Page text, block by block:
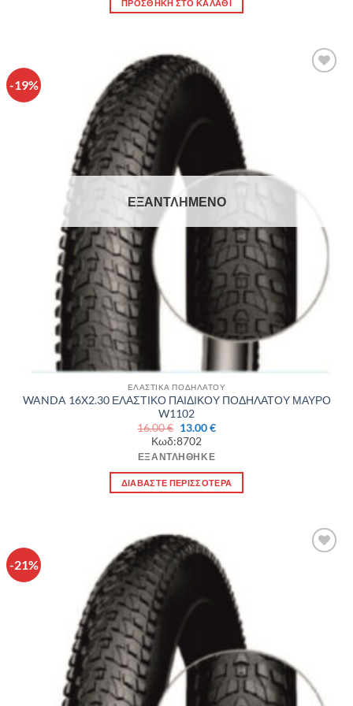
ΠΡΟΣΘΉΚΗ ΣΤΟ ΚΑΛΆΘΙ
-19%
ΕΞΑΝΤΛΗΜΈΝΟ
ΕΛΑΣΤΙΚΑ ΠΟΔΗΛΑΤΟΥ
WANDA 16X2.30 ΕΛΑΣΤΙΚΟ ΠΑΙΔΙΚΟΥ ΠΟΔΗΛΑΤΟΥ ΜΑΥΡΟ
W1102
16.00€ Original
price
was:
16.00 €.
13.00€Η
είναι:
Κωδ:8702
ΕΞΑΝΤΛΉΘΗΚΕ
ΔΙΑΒΆΣΤΕ ΠΕΡΙΣΣΌΤΕΡΑ
-21%